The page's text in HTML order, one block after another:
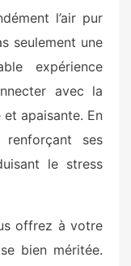
l’air pur
seulement une
expérience
avec la
et apaisante. En
ses
le stress
offrez à votre
bien méritée.